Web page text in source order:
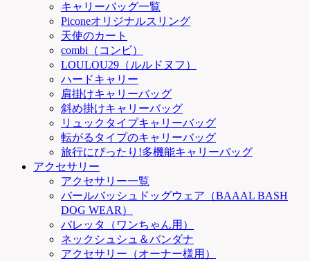
キャリーバッグ一覧
Piconeオリジナルスリング
天使のカート
combi（コンビ）
LOULOU29（ルルドヌフ）
ハードキャリー
肩掛けキャリーバッグ
斜め掛けキャリーバッグ
リュックタイプキャリーバッグ
転がるタイプのキャリーバッグ
旅行にぴったり!多機能キャリーバッグ
アクセサリー
アクセサリー一覧
バールバッシュドッグウェア（BAAAL BASH
DOG WEAR）
バレッタ（ワンちゃん用）
ネックシュシュ＆バンダナ
アクセサリー（オーナー様用）